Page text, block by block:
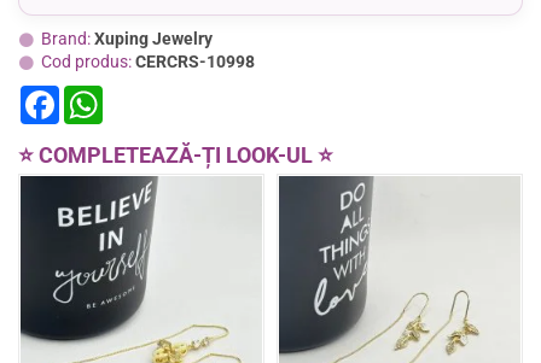
Brand:Xuping Jewelry
Cod produs:CERCRS-10998
F
a
e
b
o
k
t
s
p
p
⭐ COMPLETEAZĂ-ȚI LOOK-UL ⭐